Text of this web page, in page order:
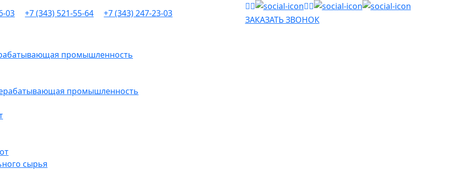
промышленность
сырья
03 +7 (343) 521-55-64 +7 (343) 247-23-03
ЗАКАЗАТЬ ЗВОНОК
промышленность